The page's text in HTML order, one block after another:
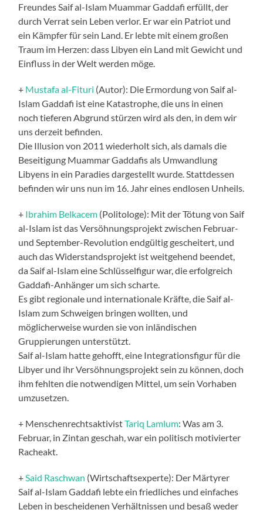
Freundes Saif al-Islam Muammar Gaddafi erfüllt, der
durch Verrat sein Leben verlor. Er war ein Patriot und
ein Kämpfer für sein Land. Er lebte mit einem großen
Traum im Herzen: dass Libyen ein Land mit Gewicht und
Einfluss in der Welt werden möge.
+ Mustafa al-Fituri (Autor): Die Ermordung von Saif al-
Islam Gaddafi ist eine Katastrophe, die uns in einen
noch tieferen Abgrund stürzen wird als den, in dem wir
uns derzeit befinden.
Die Illusion von 2011 wiederholt sich, als damals die
Beseitigung Muammar Gaddafis als Umwandlung
Libyens in ein Paradies dargestellt wurde. Stattdessen
befinden wir uns nun im 16. Jahr eines endlosen Unheils.
+ Ibrahim Belkacem (Politologe): Mit der Tötung von Saif
al-Islam ist das Versöhnungsprojekt zwischen Februar-
und September-Revolution endgültig gescheitert, und
auch das Widerstandsprojekt ist weitgehend beendet,
da Saif al-Islam eine Schlüsselfigur war, die erfolgreich
Gaddafi-Anhänger um sich scharte.
Es gibt regionale und internationale Kräfte, die Saif al-
Islam zum Schweigen bringen wollten, und
möglicherweise wurden sie von inländischen
Gruppierungen unterstützt.
Saif al-Islam hatte gehofft, eine Integrationsfigur für die
Libyer und ihr Versöhnungsprojekt sein zu können, doch
ihm fehlten die notwendigen Mittel, um sein Vorhaben
umzusetzen.
+ MenschenrechtsaktivistTariq Lamlum: Was am 3.
Februar, in Zintan geschah, war ein politisch motivierter
Racheakt.
+ Said Raschwan (Wirtschaftsexperte): Der Märtyrer
Saif al-Islam Gaddafi lebte ein friedliches und einfaches
Leben in bescheidenen Verhältnissen und besaß weder